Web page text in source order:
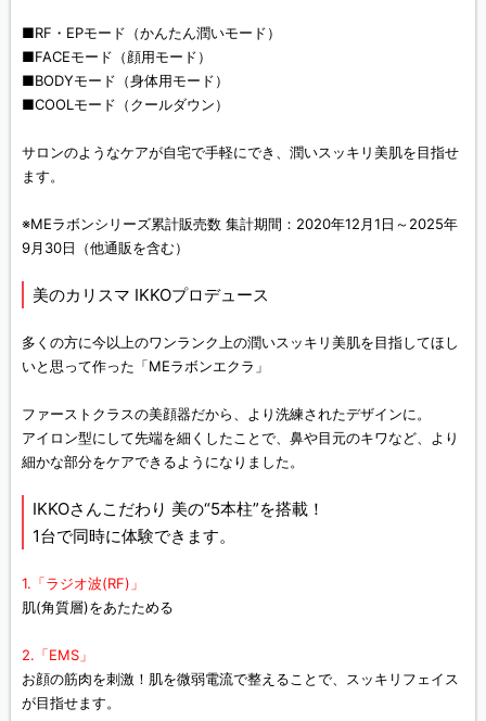
■RF・EPモード（かんたん潤いモード）
■FACEモード（顔用モード）
■BODYモード（身体用モード）
■COOLモード（クールダウン）
サロンのようなケアが自宅で手軽にでき、潤いスッキリ美肌を目指せ
ます。
※MEラボンシリーズ累計販売数 集計期間：2020年12月1日～2025年
9月30日（他通販を含む）
美のカリスマ IKKOプロデュース
多くの方に今以上のワンランク上の潤いスッキリ美肌を目指してほし
いと思って作った「MEラボンエクラ」
ファーストクラスの美顔器だから、より洗練されたデザインに。
アイロン型にして先端を細くしたことで、鼻や目元のキワなど、より
細かな部分をケアできるようになりました。
IKKOさんこだわり 美の“5本柱”を搭載！
1台で同時に体験できます。
1.「ラジオ波(RF)」
肌(角質層)をあたためる
2.「EMS」
お顔の筋肉を刺激！肌を微弱電流で整えることで、スッキリフェイス
が目指せます。